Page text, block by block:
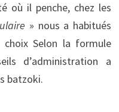
où il penche, chez les
» nous a habitués
Selon la formule
d’administration a
batzoki.